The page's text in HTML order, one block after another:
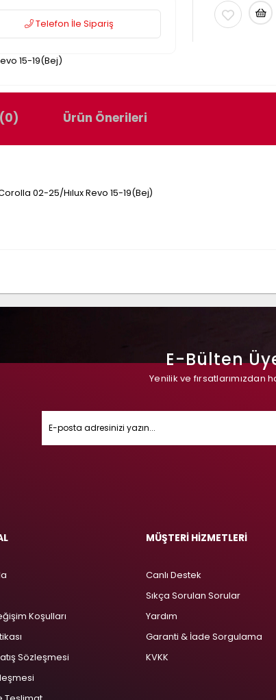
Telefon İle Sipariş
15-19(Bej)
(0) Ürün Önerileri
02-25/Hılux Revo 15-19(Bej)
E-Bülten
Yenilik ve fırsatlarımızdan
Koşulları
Sözleşmesi
MÜŞTERİ HİZMETLERİ
Canlı Destek
Sıkça Sorulan Sorular
Yardım
Garanti & İade Sorgulama
KVKK